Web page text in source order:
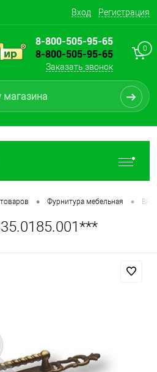
Вход Регистрация
8-800-505-95-65
8-800-505-95-65
Заказать звонок
0
• Фурнитура мебельная •